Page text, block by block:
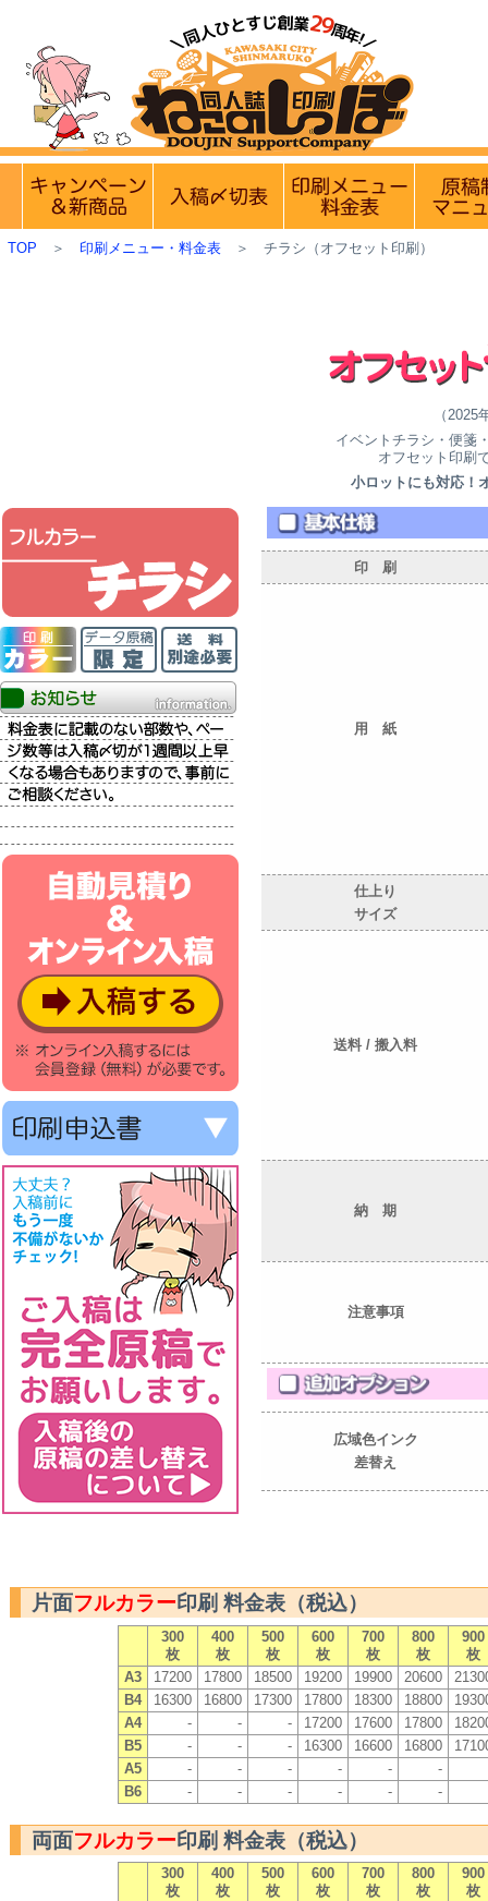
【営業日・休業日のお知らせ】
TOP ＞ 印刷メニュー・料金表＞ チラシ（オフセット印刷）
（2025
イベントチラシ・便箋
オフセット印刷
小ロットにも対応！
印 刷
用 紙
仕上り
サイズ
送料 / 搬入料
納 期
注意事項
広域色インク
差替え
片面フルカラー印刷 料金表（税込）
300
枚
400
枚
500
枚
600
枚
700
枚
800
枚
900
枚
A3
17200 17800 18500 19200 19900 20600
B4
16300 16800 17300 17800 18300 18800
A4
- - - 17200 17600 17800
B5
- - - 16300 16600 16800
A5
- - - - -
-
B6
- - - - - -
両面フルカラー印刷 料金表（税込）
300
枚
400
枚
500
枚
600
枚
700
枚
800
枚
900
枚